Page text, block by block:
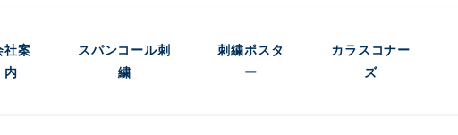
社案
内
スパンコール刺
繍
刺繍ポスタ
ー
カラスコナー
ズ